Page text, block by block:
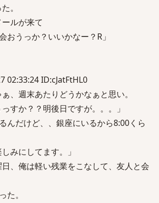
。
ルが来て
おうっか？いいかなー？R」
02:33:24 ID:cJatFtHL0
、週末あたりどうかなぁと思い。
すか？？明後日ですが。。。」
んだけど、、銀座にいるから8:00くら
みにしてます。」
、俺は軽い残業をこなして、友人と会
た。